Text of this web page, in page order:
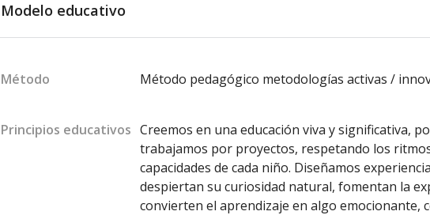
Modelo educativo
Método Método pedagógico metodologías activas /
Principios educativos Creemos en una educación viva y significativa,
trabajamos por proyectos, respetando los
capacidades de cada niño. Diseñamos
despiertan su curiosidad natural, fomentan la
convierten el aprendizaje en algo emocionante,